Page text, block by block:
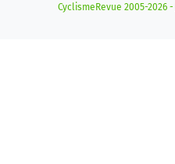
CyclismeRevue 2005-2026 -